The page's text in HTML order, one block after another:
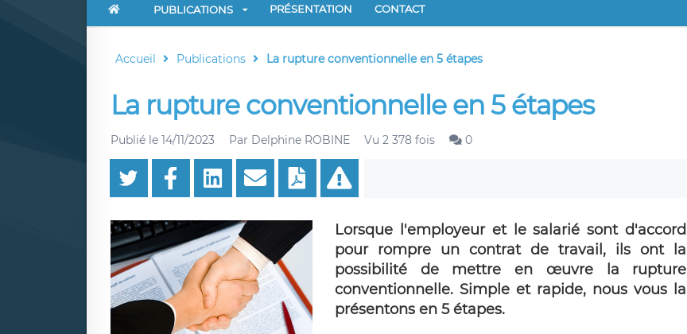
PUBLICATIONS PRÉSENTATION CONTACT
Accueil Publications La rupture conventionnelle en 5 étapes
La rupture conventionnelle en 5 étapes
Publié le 14/11/2023 Par Delphine ROBINE Vu 2 378 fois 0
Lorsque l'employeur et le salarié sont d'accord
pour rompre un contrat de travail, ils ont la
possibilité de mettre en œuvre la rupture
conventionnelle. Simple et rapide, nous vous la
présentons en 5 étapes.